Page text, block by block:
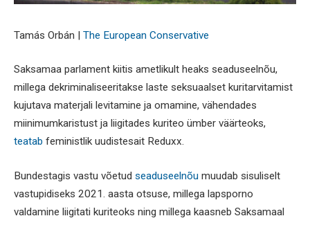
Tamás Orbán | The European Conservative
Saksamaa parlament kiitis ametlikult heaks seaduseelnõu,
millega dekriminaliseeritakse laste seksuaalset kuritarvitamist
kujutava materjali levitamine ja omamine, vähendades
miinimumkaristust ja liigitades kuriteo ümber väärteoks,
teatab feministlik uudistesait Reduxx.
Bundestagis vastu võetud seaduseelnõu muudab sisuliselt
vastupidiseks 2021. aasta otsuse, millega lapsporno
valdamine liigitati kuriteoks ning millega kaasneb Saksamaal